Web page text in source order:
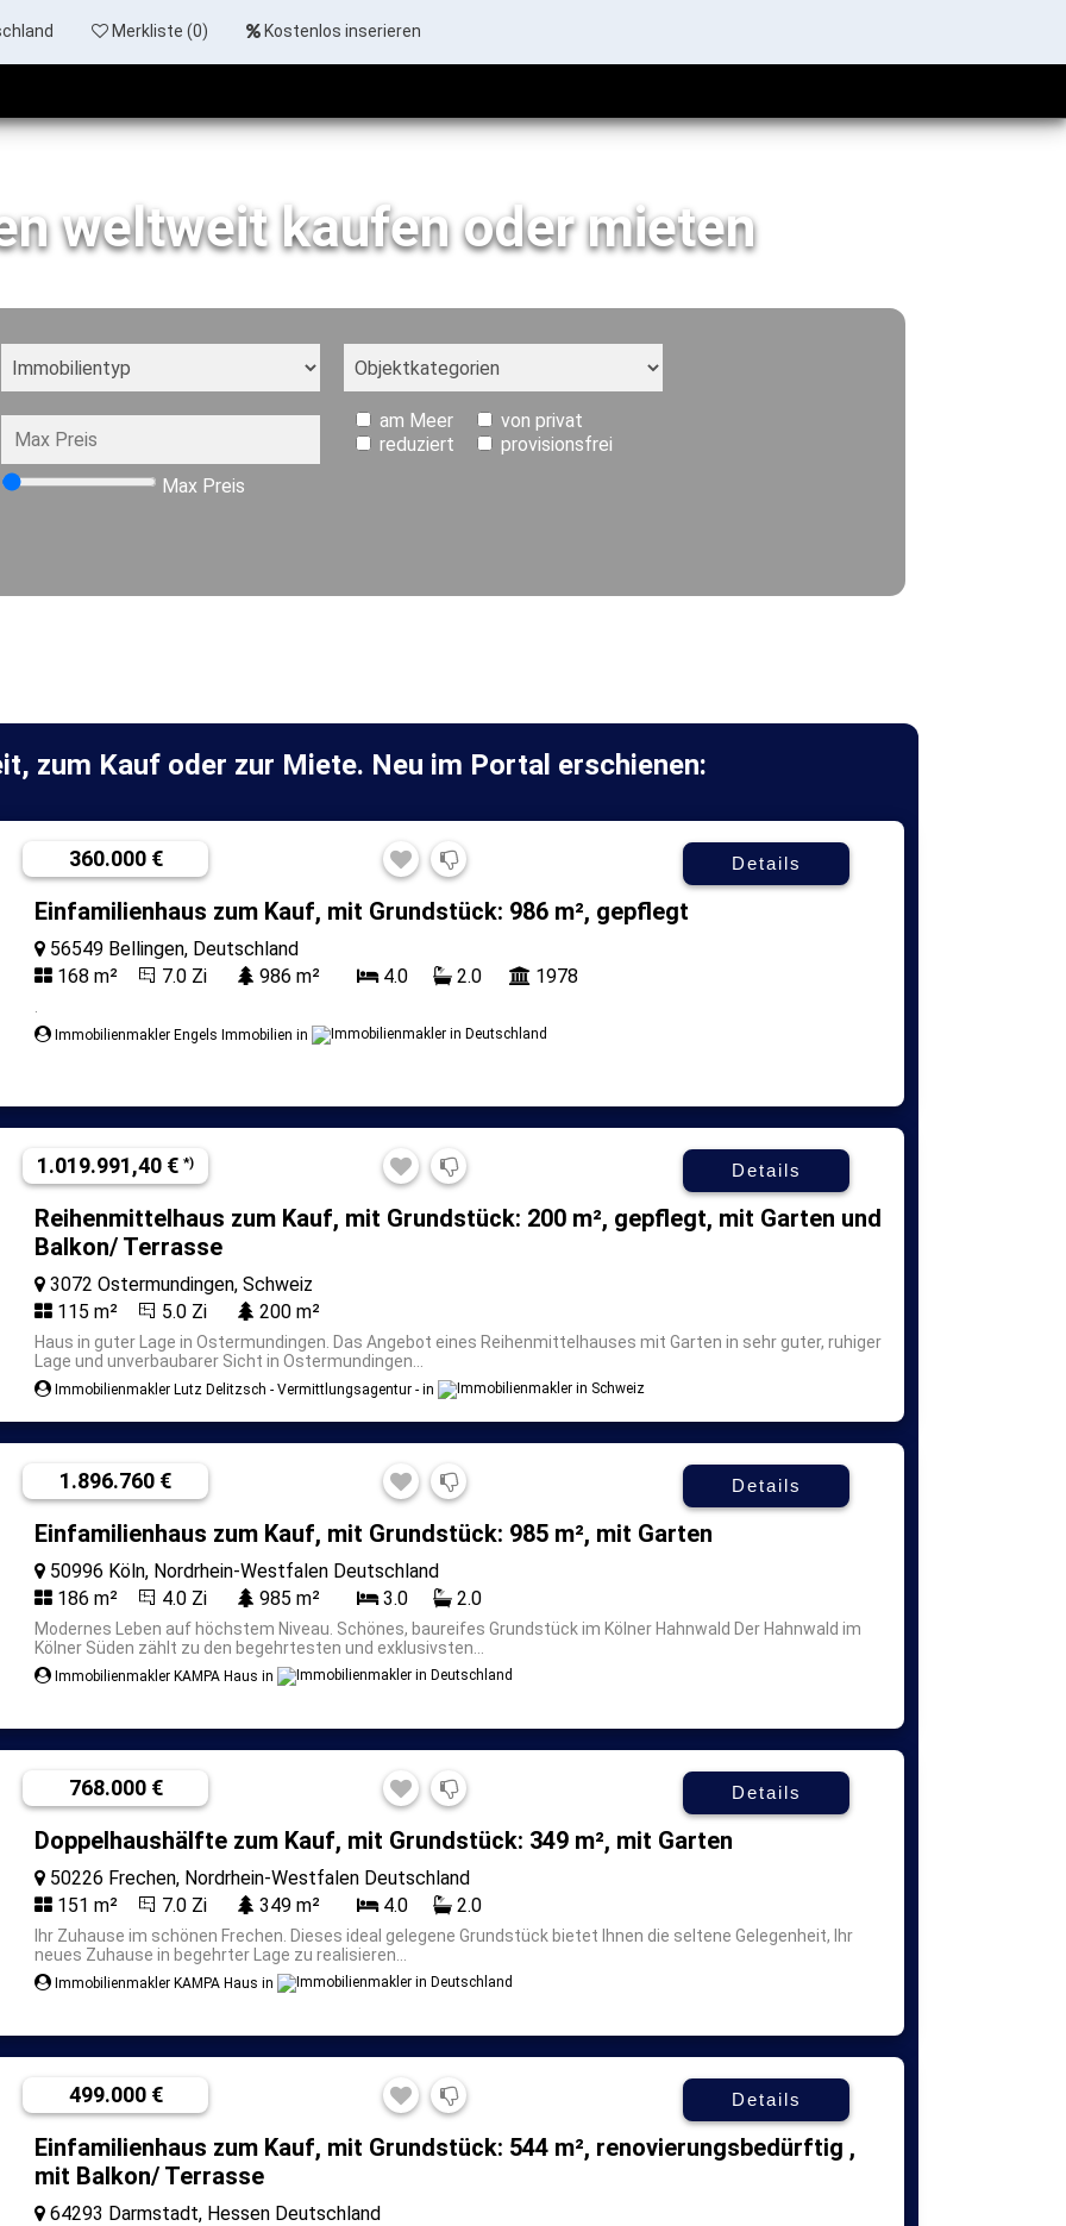
weltweit kaufen oder mieten
Max Preis
am Meer
reduziert
von privat
provisionsfrei
Merkliste (0) Kostenlos inserieren
zum Kauf oder zur Miete. Neu im Portal erschienen:
360.000 € Details
Einfamilienhaus zum Kauf, mit Grundstück: 986 m², gepflegt
56549 Bellingen, Deutschland
168 m²
7.0 Zi 986 m² 4.0 2.0 1978
Immobilienmakler Engels Immobilien in
1.019.991,40 € *) Details
Reihenmittelhaus zum Kauf, mit Grundstück: 200 m², gepflegt, mit Garten und
Balkon/ Terrasse
3072 Ostermundingen, Schweiz
115 m²
5.0 Zi 200 m²
Haus in guter Lage in Ostermundingen. Das Angebot eines Reihenmittelhauses mit Garten in sehr guter, ruhiger
Lage und unverbaubarer Sicht in Ostermundingen...
Immobilienmakler Lutz Delitzsch - Vermittlungsagentur - in
1.896.760 € Details
Einfamilienhaus zum Kauf, mit Grundstück: 985 m², mit Garten
50996 Köln, Nordrhein-Westfalen Deutschland
186 m²
4.0 Zi 985 m² 3.0 2.0
Modernes Leben auf höchstem Niveau. Schönes, baureifes Grundstück im Kölner Hahnwald Der Hahnwald im
Kölner Süden zählt zu den begehrtesten und exklusivsten...
Immobilienmakler KAMPA Haus in
768.000 € Details
Doppelhaushälfte zum Kauf, mit Grundstück: 349 m², mit Garten
50226 Frechen, Nordrhein-Westfalen Deutschland
151 m²
7.0 Zi 349 m² 4.0 2.0
Ihr Zuhause im schönen Frechen. Dieses ideal gelegene Grundstück bietet Ihnen die seltene Gelegenheit, Ihr
neues Zuhause in begehrter Lage zu realisieren...
Immobilienmakler KAMPA Haus in
499.000 € Details
Einfamilienhaus zum Kauf, mit Grundstück: 544 m², renovierungsbedürftig ,
mit Balkon/ Terrasse
64293 Darmstadt, Hessen Deutschland